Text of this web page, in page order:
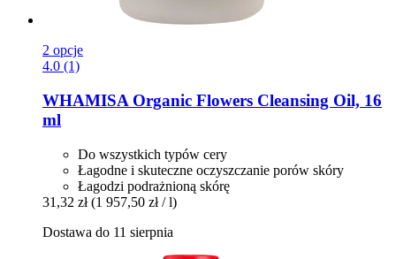
2 opcje
4.0 (1)
WHAMISA Organic Flowers Cleansing Oil, 16
ml
Do wszystkich typów cery
Łagodne i skuteczne oczyszczanie porów skóry
Łagodzi podrażnioną skórę
31,32 zł (1 957,50 zł / l)
Dostawa do 11 sierpnia